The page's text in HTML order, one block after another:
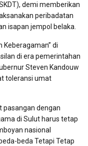
demi memberikan
peribadatan
isapan jempol belaka.
Keberagaman” di
di era pemerintahan
Steven Kandouw
toleransi umat
pasangan dengan
di Sulut harus tetap
nasional
beda Tetapi Tetap